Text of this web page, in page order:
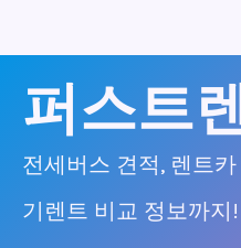
퍼스트
전세버스 견적, 렌트카
기렌트 비교 정보까지!